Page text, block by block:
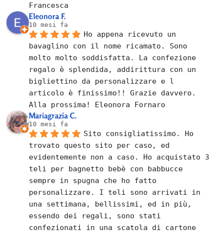
Francesca
Eleonora F.
10 mesi fa
Ho appena ricevuto un
bavaglino con il nome ricamato. Sono
molto molto soddisfatta. La confezione
regalo è splendida, addirittura con un
bigliettino da personalizzare e l
articolo è finissimo!! Grazie davvero.
Alla prossima! Eleonora Fornaro
Mariagrazia C.
10 mesi fa
Sito consigliatissimo. Ho
trovato questo sito per caso, ed
evidentemente non a caso. Ho acquistato 3
teli per bagnetto bebè con babbucce
sempre in spugna che ho fatto
personalizzare. I teli sono arrivati in
una settimana, bellissimi, ed in più,
essendo dei regali, sono stati
confezionati in una scatola di cartone